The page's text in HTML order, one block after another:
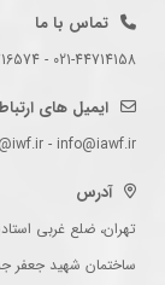
تماس با ما
021-44714158 - 021-44716574 - 021-44714489
ایمیل های
- info@iawf.ir
آدرس
تهران، ضلع غربی
ساختمان شهید جعفر